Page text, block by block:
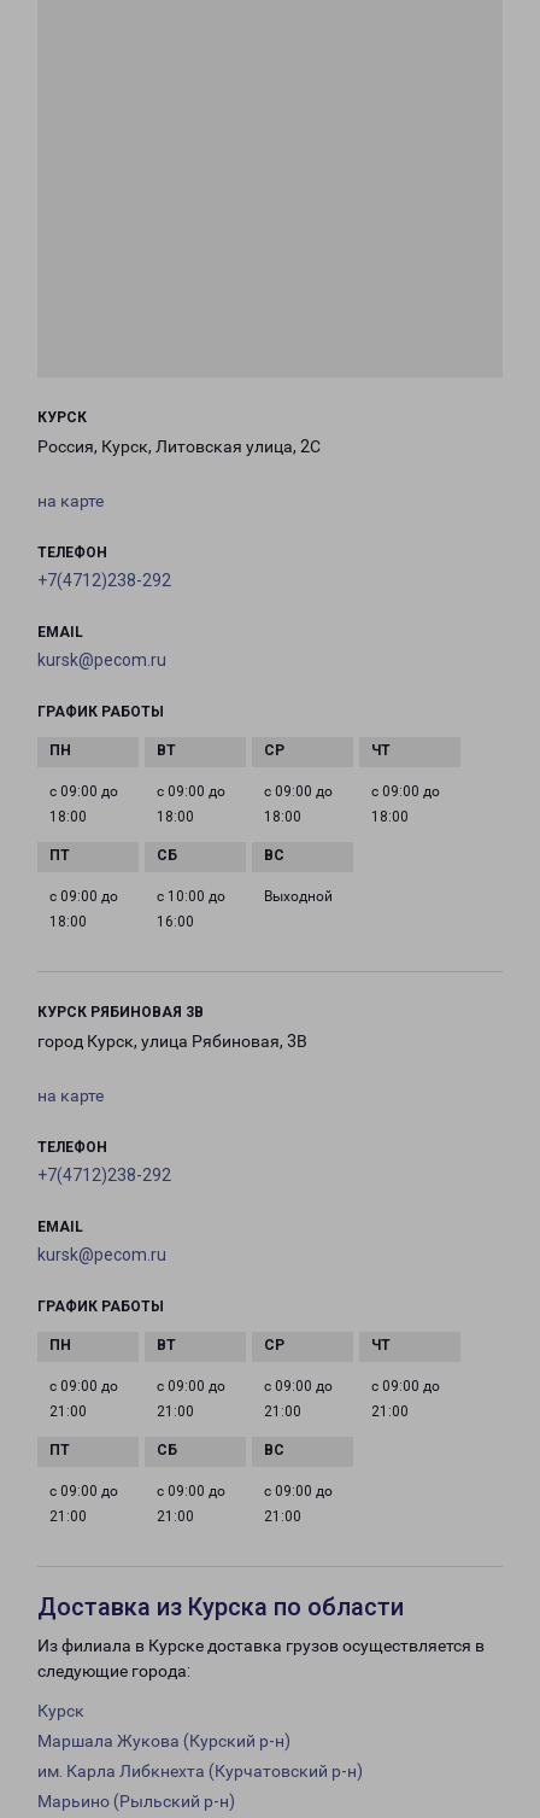
КУРСК
Россия, Курск, Литовская улица, 2С
на карте
ТЕЛЕФОН
+7(4712)238-292
EMAIL
kursk@pecom.ru
ГРАФИК РАБОТЫ
с 09:00 до
18:00
с 09:00 до
18:00
с 09:00 до
18:00
с 09:00 до
18:00
с 09:00 до
18:00
с 10:00 до
16:00
Выходной
КУРСК РЯБИНОВАЯ 3В
город Курск, улица Рябиновая, 3В
на карте
ТЕЛЕФОН
+7(4712)238-292
EMAIL
kursk@pecom.ru
ГРАФИК РАБОТЫ
с 09:00 до
21:00
с 09:00 до
21:00
с 09:00 до
21:00
с 09:00 до
21:00
с 09:00 до
21:00
с 09:00 до
21:00
с 09:00 до
21:00
Доставка из Курска по области
Из филиала в Курске доставка грузов осуществляется в
следующие города:
Курск
Маршала Жукова (Курский р-н)
им. Карла Либкнехта (Курчатовский р-н)
Марьино (Рыльский р-н)